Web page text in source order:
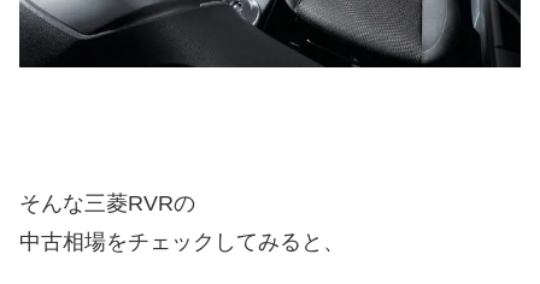
そんな三菱RVRの
中古相場をチェックしてみると、